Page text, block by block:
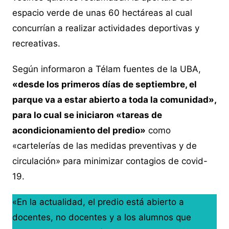
espacio verde de unas 60 hectáreas al cual
concurrían a realizar actividades deportivas y
recreativas.
Según informaron a Télam fuentes de la UBA,
«desde los primeros días de septiembre, el
parque va a estar abierto a toda la comunidad»,
para lo cual se iniciaron «tareas de
acondicionamiento del predio» como
«cartelerías de las medidas preventivas y de
circulación» para minimizar contagios de covid-
19.
«En la actualidad, el predio está abierto a
docentes, no docentes y a los alumnos que